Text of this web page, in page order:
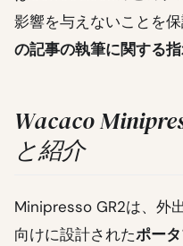
影響を与えないことを
の記事の執筆に関する
Wacaco
と紹介
Minipresso GR2は、外
向けに設計されたポー